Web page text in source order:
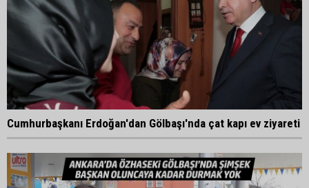
Cumhurbaşkanı Erdoğan'dan Gölbaşı'nda çat kapı ev ziyareti